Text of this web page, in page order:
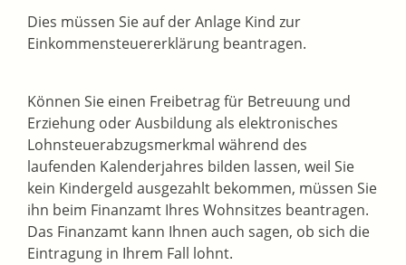
Dies müssen Sie auf der Anlage Kind zur
Einkommensteuererklärung beantragen.
Können Sie einen Freibetrag für Betreuung und
Erziehung oder Ausbildung als elektronisches
Lohnsteuerabzugsmerkmal während des
laufenden Kalenderjahres bilden lassen, weil Sie
kein Kindergeld ausgezahlt bekommen, müssen Sie
ihn beim Finanzamt Ihres Wohnsitzes beantragen.
Das Finanzamt kann Ihnen auch sagen, ob sich die
Eintragung in Ihrem Fall lohnt.